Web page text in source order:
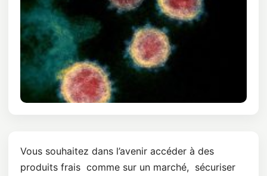
Vous souhaitez dans l’avenir accéder à des
produits frais comme sur un marché, sécuriser